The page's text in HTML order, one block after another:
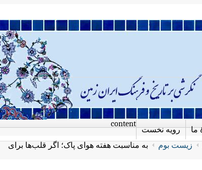
رویه نخست ما
content
زیست بوم
به مناسبت هفته هوای پاک؛ اگر قلب‌ها برای